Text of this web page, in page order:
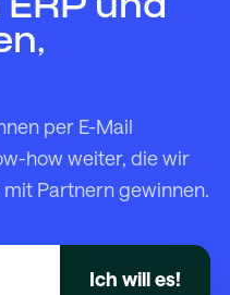
und
per E-Mail
how weiter, die wir
Partnern gewinnen.